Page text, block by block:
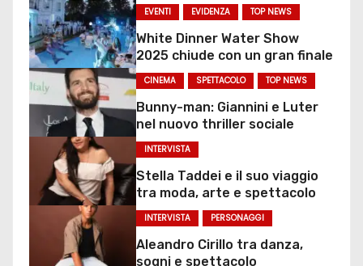
EVENTI EVIDENZA TOP NEWS
White Dinner Water Show
2025 chiude con un gran finale
CINEMA SPETTACOLO TOP NEWS
Bunny-man: Giannini e Luter
nel nuovo thriller sociale
INTERVISTA
Stella Taddei e il suo viaggio
tra moda, arte e spettacolo
INTERVISTA PERSONAGGI
Aleandro Cirillo tra danza,
sogni e spettacolo